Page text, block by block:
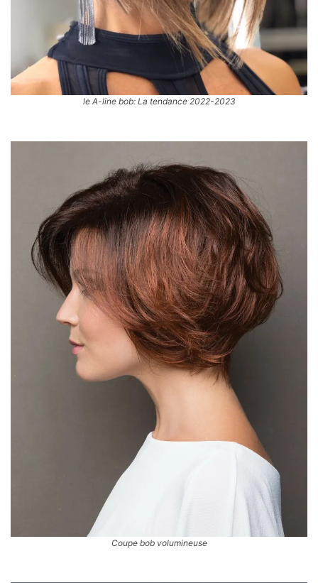
le A-line bob: La tendance 2022-2023
Coupe bob volumineuse